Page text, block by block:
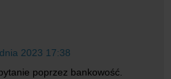
2023 17:38
poprzez bankowość.